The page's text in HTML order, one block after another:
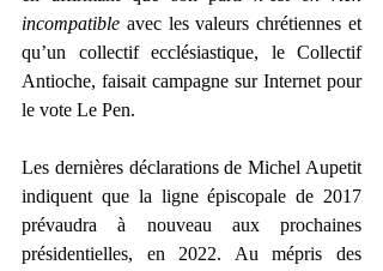
incompatible avec les valeurs chrétiennes et
qu’un collectif ecclésiastique, le Collectif
Antioche, faisait campagne sur Internet pour
le vote Le Pen.
Les dernières déclarations de Michel Aupetit
indiquent que la ligne épiscopale de 2017
prévaudra à nouveau aux prochaines
présidentielles, en 2022. Au mépris des